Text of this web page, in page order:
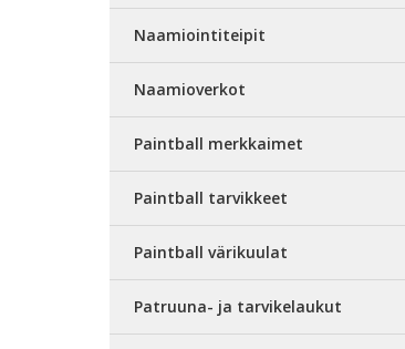
Naamiointiteipit
Naamioverkot
Paintball merkkaimet
Paintball tarvikkeet
Paintball värikuulat
Patruuna- ja tarvikelaukut